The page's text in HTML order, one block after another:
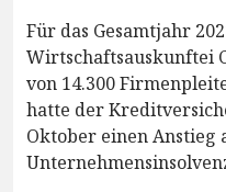
Für das Gesamtjahr
Wirtschaftsauskunftei
von 14.300
hatte der
Oktober einen Anstieg